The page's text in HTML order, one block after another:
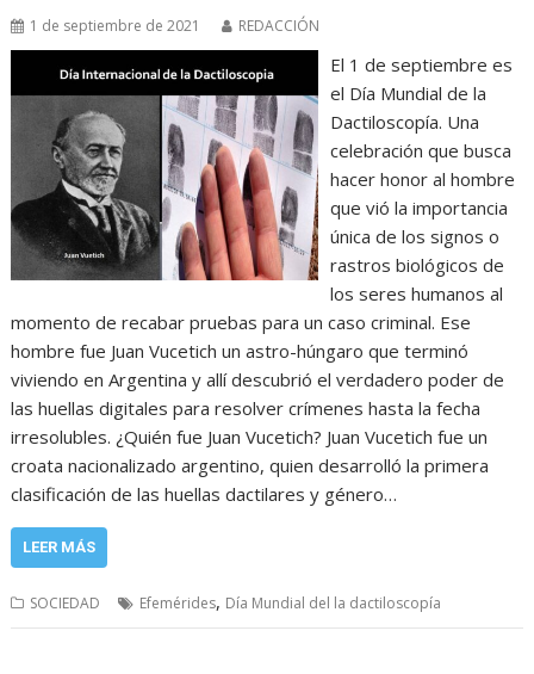
1 de septiembre de 2021 REDACCIÓN
El 1 de septiembre es
el Día Mundial de la
Dactiloscopía. Una
celebración que busca
hacer honor al hombre
que vió la importancia
única de los signos o
rastros biológicos de
los seres humanos al
momento de recabar pruebas para un caso criminal. Ese
hombre fue Juan Vucetich un astro-húngaro que terminó
viviendo en Argentina y allí descubrió el verdadero poder de
las huellas digitales para resolver crímenes hasta la fecha
irresolubles. ¿Quién fue Juan Vucetich? Juan Vucetich fue un
croata nacionalizado argentino, quien desarrolló la primera
clasificación de las huellas dactilares y género…
LEER MÁS
SOCIEDAD Efemérides, Día Mundial del la dactiloscopía